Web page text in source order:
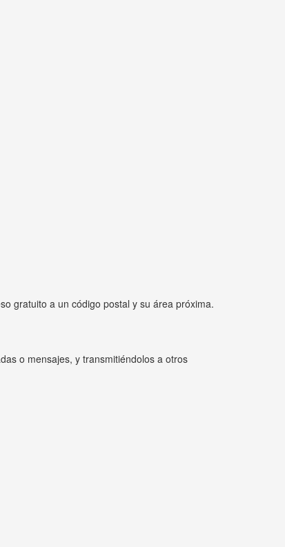
gratuito a un código postal y su área próxima.
o mensajes, y transmitiéndolos a otros